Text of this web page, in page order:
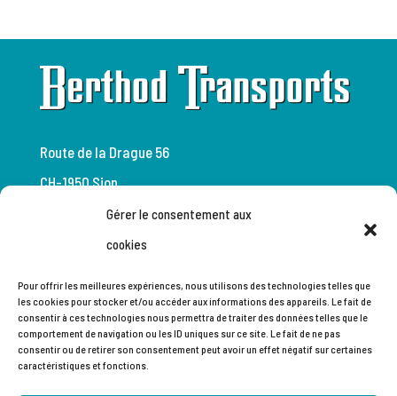
Gérer le consentement aux
cookies
Pour offrir les meilleures expériences, nous utilisons des technologies telles que
les cookies pour stocker et/ou accéder aux informations des appareils. Le fait de
consentir à ces technologies nous permettra de traiter des données telles que le
comportement de navigation ou les ID uniques sur ce site. Le fait de ne pas
consentir ou de retirer son consentement peut avoir un effet négatif sur certaines
caractéristiques et fonctions.
Route de la Drague 56
CH-1950 Sion
dispo@berthodtransports.ch
Politique de confidentialité